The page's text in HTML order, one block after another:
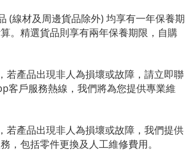
(線材及周邊貨品除外) 均享有一年保養期
。精選貨品則享有兩年保養期限，自購
若產品出現非人為損壞或故障，請立即聯
客戶服務熱線，我們將為您提供專業維
若產品出現非人為損壞或故障，我們提供
，包括零件更換及人工維修費用。